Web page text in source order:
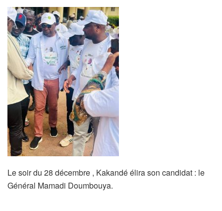
Le soir du 28 décembre , Kakandé élira son candidat : le
Général Mamadi Doumbouya.